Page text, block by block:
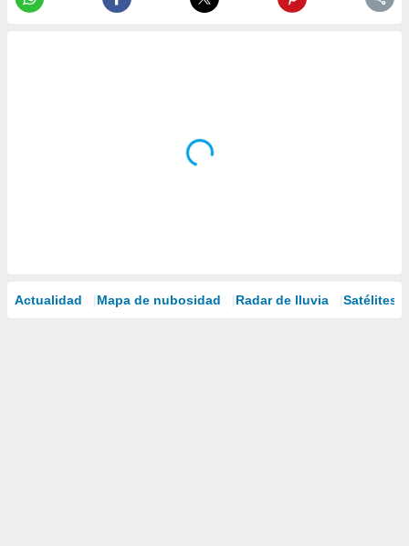
Actualidad Mapa de nubosidad Radar de lluvia Satélites